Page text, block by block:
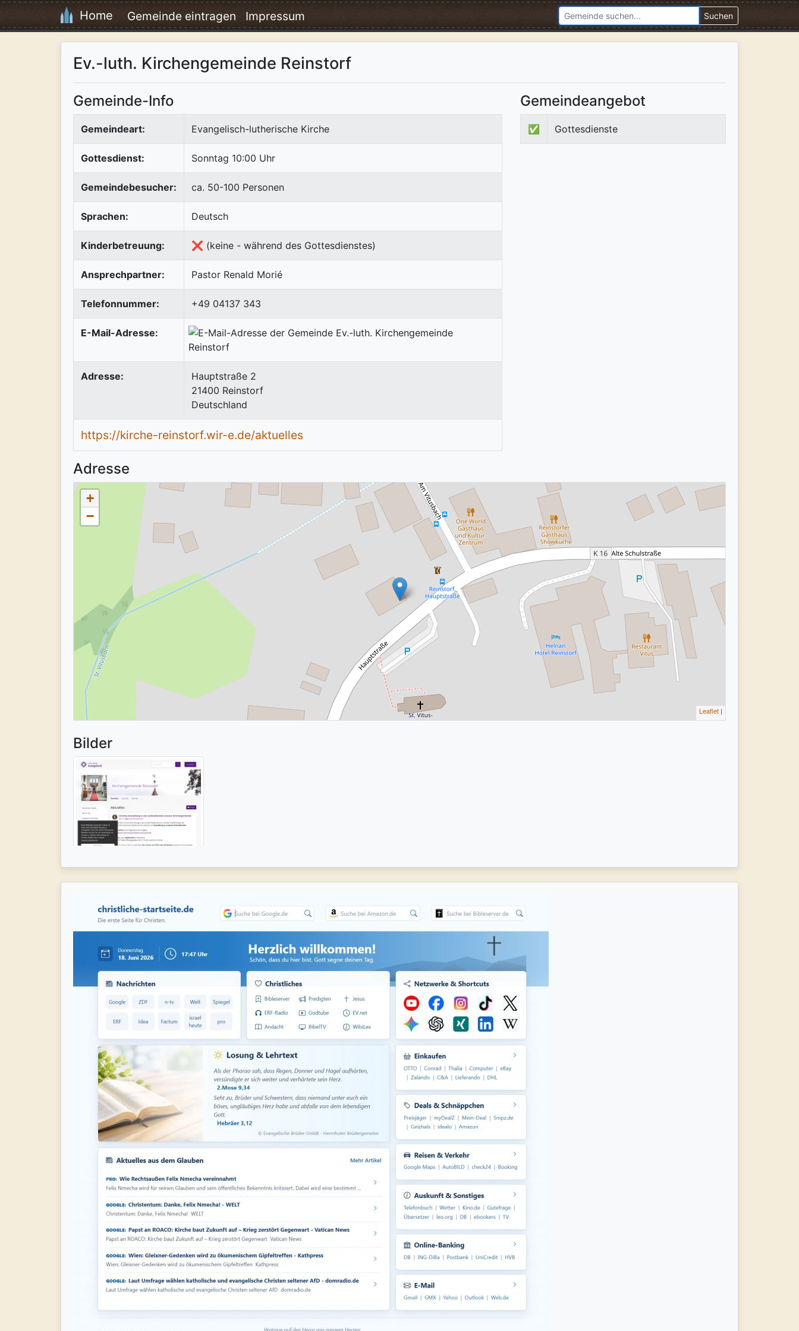
Home Gemeinde eintragen Impressum Suchen
Ev.-luth. Kirchengemeinde Reinstorf
Gemeinde-Info
Gemeindeart: Evangelisch-lutherische Kirche
Gottesdienst: Sonntag 10:00 Uhr
Gemeindebesucher: ca. 50-100 Personen
Sprachen: Deutsch
Kinderbetreuung: ❌ (keine - während des Gottesdienstes)
Ansprechpartner: Pastor Renald Morié
Telefonnummer: +49 04137 343
E-Mail-Adresse:
Adresse:
Hauptstraße 2
21400 Reinstorf
Deutschland
https://kirche-reinstorf.wir-e.de/aktuelles
Gemeindeangebot
✅ Gottesdienste
Adresse
+
−
Leaflet |
Bilder